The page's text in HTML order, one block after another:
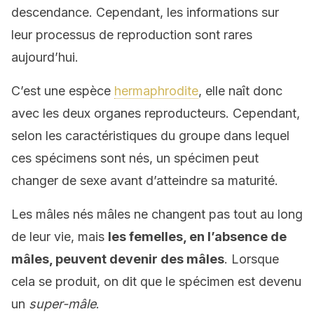
descendance. Cependant, les informations sur
leur processus de reproduction sont rares
aujourd’hui.
C’est une espèce hermaphrodite, elle naît donc
avec les deux organes reproducteurs. Cependant,
selon les caractéristiques du groupe dans lequel
ces spécimens sont nés, un spécimen peut
changer de sexe avant d’atteindre sa maturité.
Les mâles nés mâles ne changent pas tout au long
de leur vie, mais les femelles, en l’absence de
mâles, peuvent devenir des mâles. Lorsque
cela se produit, on dit que le spécimen est devenu
un super-mâle.